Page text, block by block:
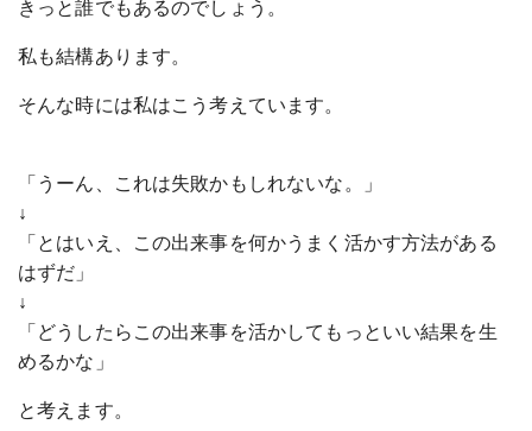
きっと誰でもあるのでしょう。
私も結構あります。
そんな時には私はこう考えています。
「うーん、これは失敗かもしれないな。」
↓
「とはいえ、この出来事を何かうまく活かす方法がある
はずだ」
↓
「どうしたらこの出来事を活かしてもっといい結果を生
めるかな」
と考えます。